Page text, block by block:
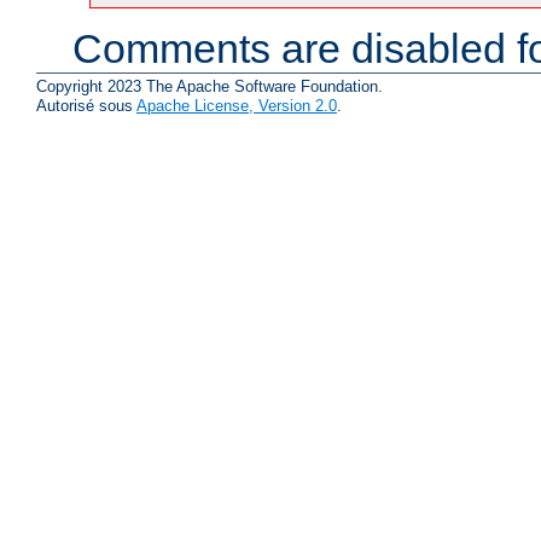
Comments are disabled
Copyright 2023 The Apache Software Foundation.
Autorisé sous Apache License, Version 2.0